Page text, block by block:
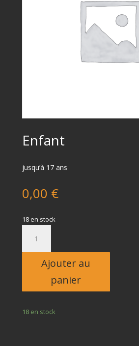
Enfant
jusqu’à 17 ans
0,00 €
18 en stock
Enfant
Ajouter au
panier
18 en stock